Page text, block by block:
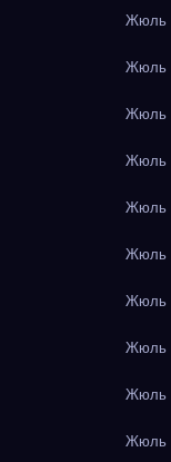
Жюль
Жюль
Жюль
Жюль
Жюль
Жюль
Жюль
Жюль
Жюль
Жюль